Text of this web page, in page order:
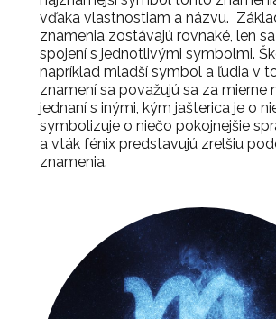
vďaka vlastnostiam a názvu.
znamenia zostávajú rovnaké, len
spojení s jednotlivými symbolmi.
napríklad mladší symbol a ľudia v
znamení sa považujú sa za mierne
jednaní s inými, kým jašterica je o
symbolizuje o niečo pokojnejšie
a vták fénix predstavujú zrelšiu
znamenia.